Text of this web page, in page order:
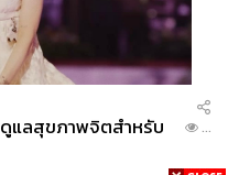
แลสุขภาพจิตสำหรับ
...